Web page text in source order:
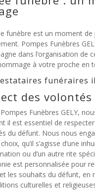
funèbre est un moment de
Pompes Funèbres
dans l’organisation de
à votre proche en
funéraires
des
Funèbres GELY,
il est essentiel de
du défunt. Nous nous
qu’il s’agisse d’une
ou d’un autre rite
est personnalisée pour
les souhaits du défunt, en
culturelles et